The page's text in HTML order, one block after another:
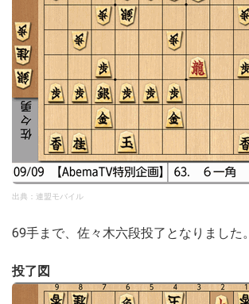
出典：連盟モバイル
69手まで、佐々木六段投了となりました。
投了図